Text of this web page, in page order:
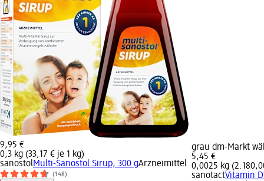
9,95 €
0,3 kg (33,17 € je 1 kg)
sanostolMulti-Sanostol Sirup, 300 gArzneimittel
(148)
grau dm-Markt
5,45 €
0,0025 kg
sanotactVitamin